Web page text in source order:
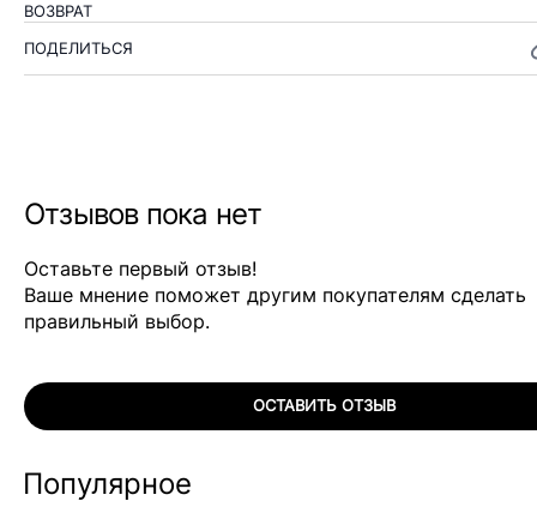
ВОЗВРАТ
ПОДЕЛИТЬСЯ
Отзывов пока нет
Оставьте первый отзыв!
Ваше мнение поможет другим покупателям сделать
правильный выбор.
ОСТАВИТЬ ОТЗЫВ
Популярное